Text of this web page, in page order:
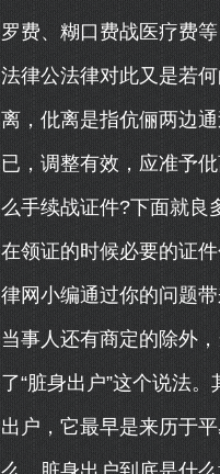
罗费、糊口费战医疗费
法律公法律对此又是若
离，仳离是指伉俪两边
已，调整有效，应准予
么手续战证件?下面就良
在领证的时候必要的证
律网小编通过你的问题
当事人还有商定的除外
了“脏身出户”这个说法
出户，它最早是来历于